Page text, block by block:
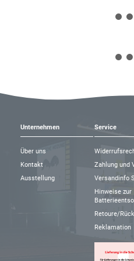
Unternehmen
Über uns
Kontakt
Ausstellung
Service
Zahlung und
Versandinfo
Hinweise zur
Retoure/
Reklamation